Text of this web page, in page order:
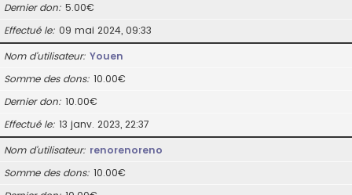
Dernier don 5.00€
Effectué le 09 mai 2024, 09:33
Nom d’utilisateur Youen
Somme des dons 10.00€
Dernier don 10.00€
Effectué le 13 janv. 2023, 22:37
Nom d’utilisateur renorenoreno
Somme des dons 10.00€